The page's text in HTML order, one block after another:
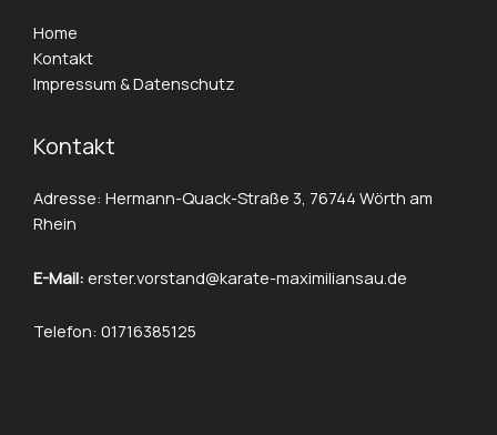
Home
Kontakt
Impressum & Datenschutz
Kontakt
Adresse: Hermann-Quack-Straße 3, 76744 Wörth am
Rhein
E-Mail: erster.vorstand@karate-maximiliansau.de
Telefon: 01716385125